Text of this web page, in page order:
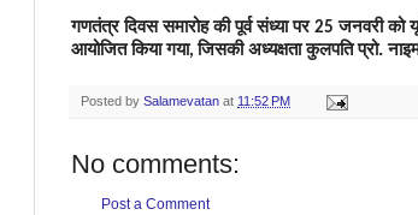
गणतंत्र दिवस समारोह की पूर्व संध्या पर 25 जनवरी को
आयोजित किया गया,जिसकी अध्यक्षता कुलपति प्रो.
Posted by Salamevatan at 11:52 PM
No comments:
Post a Comment